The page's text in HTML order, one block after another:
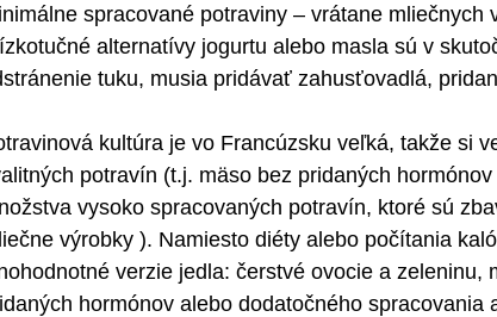
spracované potraviny – vrátane mliečnych
alternatívy jogurtu alebo masla sú v
tuku, musia pridávať zahusťovadlá,
kultúra je vo Francúzsku veľká, takže si
potravín (t.j. mäso bez pridaných
vysoko spracovaných potravín, ktoré sú
výrobky ). Namiesto diéty alebo počítania
verzie jedla: čerstvé ovocie a zeleninu,
hormónov alebo dodatočného